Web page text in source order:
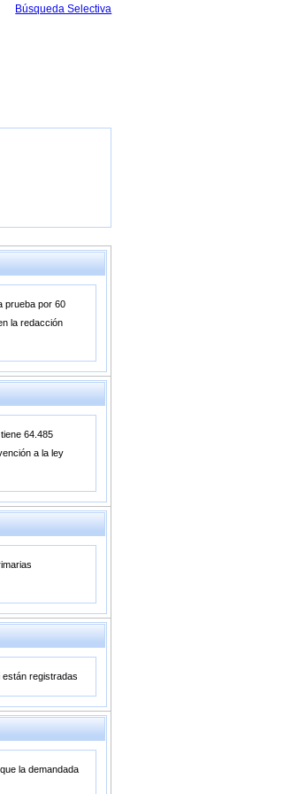
Búsqueda Selectiva
prueba por 60
la redacción
64.485
a la ley
están registradas
la demandada